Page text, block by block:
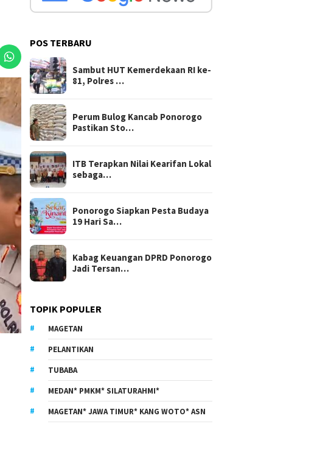
POS TERBARU
Sambut HUT Kemerdekaan RI ke-
81, Polres …
Perum Bulog Kancab Ponorogo
Pastikan Sto…
ITB Terapkan Nilai Kearifan Lokal
sebaga…
Ponorogo Siapkan Pesta Budaya
19 Hari Sa…
Kabag Keuangan DPRD Ponorogo
Jadi Tersan…
TOPIK POPULER
MAGETAN
PELANTIKAN
TUBABA
MEDAN* PMKM* SILATURAHMI*
MAGETAN* JAWA TIMUR* KANG WOTO* ASN